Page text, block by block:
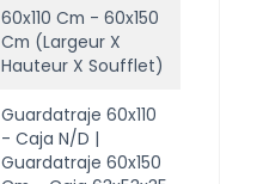
60x110 Cm - 60x150
Cm (largeur X
Hauteur X Soufflet)
Guardatraje 60x110
- Caja N/d |
Guardatraje 60x150